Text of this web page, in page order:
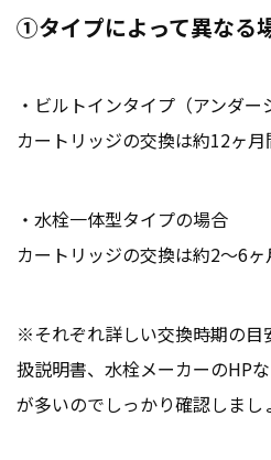
①タイプによって異なる
・ビルトインタイプ（アンダ
カートリッジの交換は約12ヶ
・水栓一体型タイプの場合
カートリッジの交換は約2〜6ヶ
※それぞれ詳しい交換時期の目
扱説明書、水栓メーカーのHP
が多いのでしっかり確認しまし